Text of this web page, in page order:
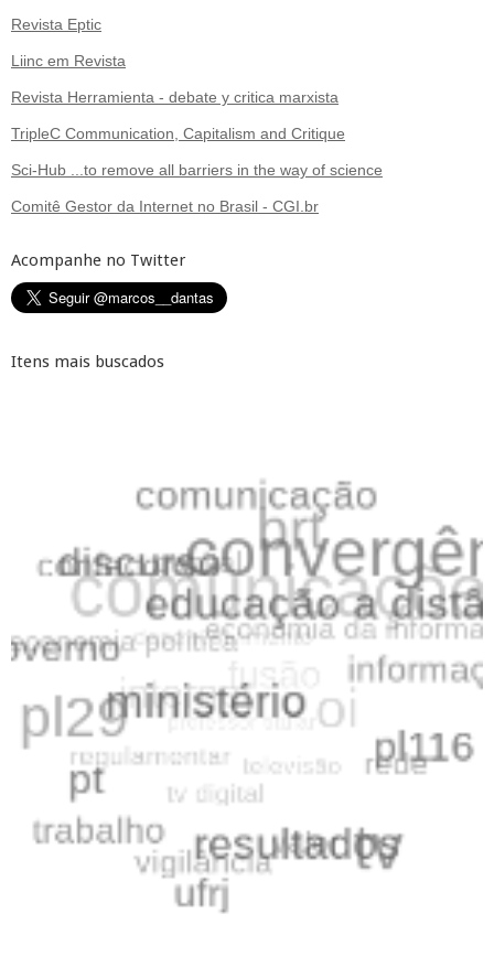
Revista Eptic
Liinc em Revista
Revista Herramienta - debate y critica marxista
TripleC Communication, Capitalism and Critique
Sci-Hub ...to remove all barriers in the way of science
Comitê Gestor da Internet no Brasil - CGI.br
Acompanhe no Twitter
Itens mais buscados